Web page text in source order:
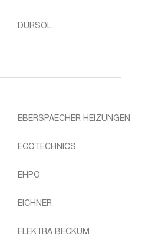
DURSOL
EBERSPAECHER HEIZUNGEN
ECOTECHNICS
EHPO
EICHNER
ELEKTRA BECKUM